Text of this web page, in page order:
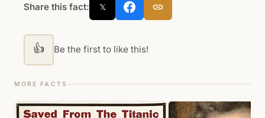
Share this fact: 𝕏
👍 Be the first to like this!
MORE FACTS